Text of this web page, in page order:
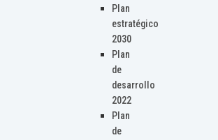
Plan
estratégico
2030
Plan
de
desarrollo
2022
Plan
de